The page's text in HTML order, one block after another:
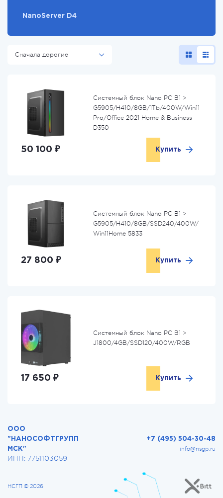
NanoServer D4
Сначала дорогие
Системный блок Nano PC B1 >
G5905/H410/8GB/1Tb/400W/Win11
Pro/Office 2021 Home & Business
D350
50 100 ₽ Купить
Системный блок Nano PC B1 >
G5905/H410/8GB/SSD240/400W/
Win11Home 5833
27 800 ₽ Купить
Системный блок Nano PC B1 >
J1800/4GB/SSD120/400W/RGB
17 650 ₽ Купить
ООО
"НАНОСОФТГРУПП
МСК"
ИНН: 7751103059
+7 (495) 504-30-48
info@nsgp.ru
НСГП © 2026